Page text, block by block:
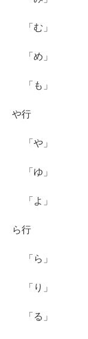
「む」
「め」
「も」
や行
「や」
「ゆ」
「よ」
ら行
「ら」
「り」
「る」